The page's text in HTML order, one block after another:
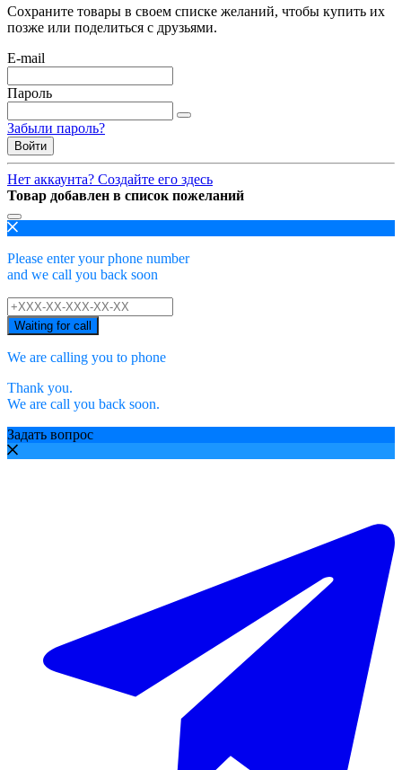
Сохраните товары в своем списке желаний, чтобы купить их
позже или поделиться с друзьями.
E-mail
Пароль
Забыли пароль?
Войти
Нет аккаунта? Создайте его здесь
Товар добавлен в список пожеланий
Please enter your phone number
and we call you back soon
Waiting for call
We are calling you to phone
Thank you.
We are call you back soon.
Задать вопрос